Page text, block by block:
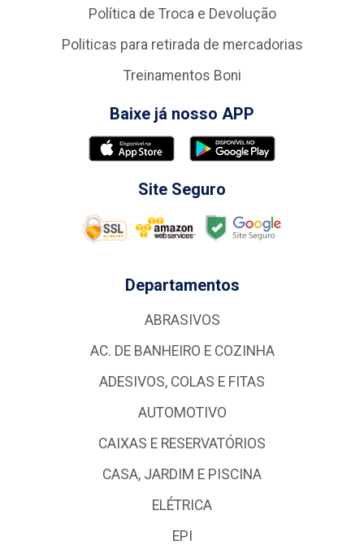
Política de Troca e Devolução
Politicas para retirada de mercadorias
Treinamentos Boni
Baixe já nosso APP
Site Seguro
Departamentos
ABRASIVOS
AC. DE BANHEIRO E COZINHA
ADESIVOS, COLAS E FITAS
AUTOMOTIVO
CAIXAS E RESERVATÓRIOS
CASA, JARDIM E PISCINA
ELÉTRICA
EPI